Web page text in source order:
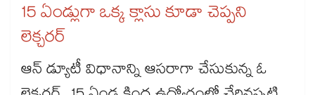
15 ఏండ్లుగా ఒక్క క్లాసు కూడా చెప్పని
లెక్చరర్‌‌‌‌‌‌‌‌‌‌‌‌‌‌‌‌‌‌‌‌‌‌‌‌‌‌‌‌‌‌‌‌
ఆన్‌‌‌‌‌‌‌‌‌‌‌‌‌‌‌‌‌‌‌‌‌‌‌‌‌‌‌‌‌‌‌‌ డ్యూటీ విధానాన్ని ఆసరాగా చేసుకున్న ఓ